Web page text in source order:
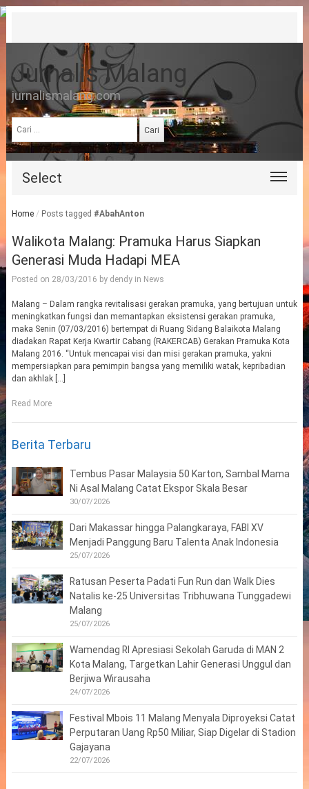
Jurnalis Malang
jurnalismalang.com
Cari
untuk:
Select
Home / Posts tagged #AbahAnton
Walikota Malang: Pramuka Harus Siapkan
Generasi Muda Hadapi MEA
Posted on 28/03/2016 by dendyin News
Malang – Dalam rangka revitalisasi gerakan pramuka, yang bertujuan untuk
meningkatkan fungsi dan memantapkan eksistensi gerakan pramuka,
maka Senin (07/03/2016) bertempat di Ruang Sidang Balaikota Malang
diadakan Rapat Kerja Kwartir Cabang (RAKERCAB) Gerakan Pramuka Kota
Malang 2016. “Untuk mencapai visi dan misi gerakan pramuka, yakni
mempersiapkan para pemimpin bangsa yang memiliki watak, kepribadian
dan akhlak […]
Read More
Berita Terbaru
Tembus Pasar Malaysia 50 Karton, Sambal Mama
Ni Asal Malang Catat Ekspor Skala Besar
30/07/2026
Dari Makassar hingga Palangkaraya, FABI XV
Menjadi Panggung Baru Talenta Anak Indonesia
25/07/2026
Ratusan Peserta Padati Fun Run dan Walk Dies
Natalis ke-25 Universitas Tribhuwana Tunggadewi
Malang
25/07/2026
Wamendag RI Apresiasi Sekolah Garuda di MAN 2
Kota Malang, Targetkan Lahir Generasi Unggul dan
Berjiwa Wirausaha
24/07/2026
Festival Mbois 11 Malang Menyala Diproyeksi Catat
Perputaran Uang Rp50 Miliar, Siap Digelar di Stadion
Gajayana
22/07/2026